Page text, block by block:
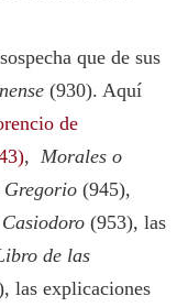
que de sus
(930). Aquí
de
, Morales o
(945),
(953), las
de las
las explicaciones